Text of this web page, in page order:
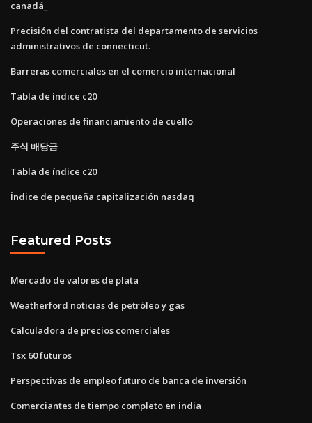
canadá_
Precisión del contratista del departamento de servicios
administrativos de connecticut.
Barreras comerciales en el comercio internacional
Tabla de índice c20
Operaciones de financiamiento de cuello
주식 배당금
Tabla de índice c20
Índice de pequeña capitalización nasdaq
Featured Posts
Mercado de valores de plata
Weatherford noticias de petróleo y gas
Calculadora de precios comerciales
Tsx 60 futuros
Perspectivas de empleo futuro de banca de inversión
Comerciantes de tiempo completo en india